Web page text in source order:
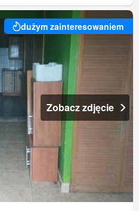
dużym zainteresowaniem
Zobacz zdjęcie